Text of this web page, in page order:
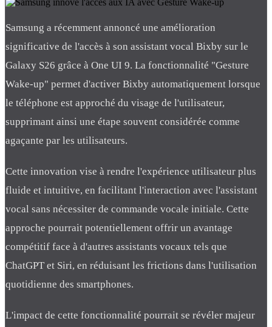
Samsung a récemment annoncé une amélioration
significative de l'accès à son assistant vocal Bixby sur le
Galaxy S26 grâce à One UI 9. La fonctionnalité "Gesture
Wake-up" permet d'activer Bixby automatiquement lorsque
le téléphone est approché du visage de l'utilisateur,
supprimant ainsi une étape souvent considérée comme
agaçante par les utilisateurs.
Cette innovation vise à rendre l'expérience utilisateur plus
fluide et intuitive, en facilitant l'interaction avec l'assistant
vocal sans nécessiter de commande vocale initiale. Cette
approche pourrait potentiellement offrir un avantage
compétitif face à d'autres assistants vocaux tels que
ChatGPT et Siri, en réduisant les frictions dans l'utilisation
quotidienne des smartphones.
L'impact de cette fonctionnalité pourrait se révéler majeur